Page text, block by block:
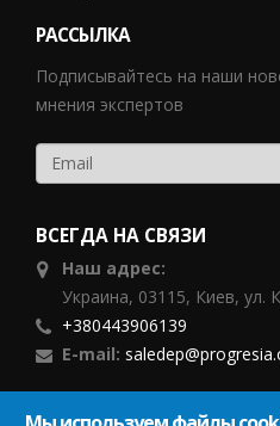
РАССЫЛКА
Подписывайтесь на наши
мнения экспертов
ВСЕГДА НА СВЯЗИ
Наш адрес:
Украина, 03115, Киев, ул.
+380443906139
E-mail:
ПОДПИСЫВАЙТЕСЬ